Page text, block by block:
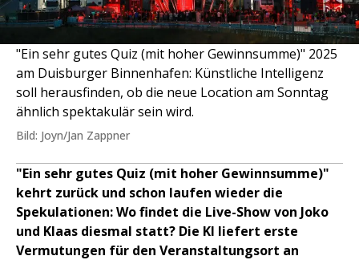
"Ein sehr gutes Quiz (mit hoher Gewinnsumme)" 2025
am Duisburger Binnenhafen: Künstliche Intelligenz
soll herausfinden, ob die neue Location am Sonntag
ähnlich spektakulär sein wird.
Bild: Joyn/Jan Zappner
"Ein sehr gutes Quiz (mit hoher Gewinnsumme)"
kehrt zurück und schon laufen wieder die
Spekulationen: Wo findet die Live-Show von Joko
und Klaas diesmal statt? Die KI liefert erste
Vermutungen für den Veranstaltungsort an